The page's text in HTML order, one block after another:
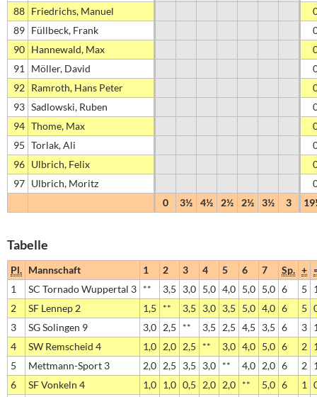
88 Friedrichs, Manuel
89 Füllbeck, Frank
90 Hannewald, Max
91
Möller, David
92 Ramroth, Hans Peter
93 Sadlowski, Ruben
94 Thome, Max
95 Torlak, Ali
96 Ulbrich, Felix
97 Ulbrich, Moritz
0
3½ 4½ 2½ 2½ 3½ 3
Tabelle
Pl. Mannschaft 1 2 3 4 5 6 7 Sp. +
1
SC Tornado Wuppertal 3 ** 3,5 3,0 5,0 4,0 5,0 5,0 6 5
2
SF Lennep 2 1,5 ** 3,5 3,0 3,5 5,0 4,0 6 5
3
SG Solingen 9 3,0 2,5 ** 3,5 2,5 4,5 3,5 6 3
4
SW Remscheid 4 1,0 2,0 2,5 ** 3,0 4,0 5,0 6 2
5
Mettmann-Sport 3 2,0 2,5 3,5 3,0 ** 4,0 2,0 6 2
6
SF Vonkeln 4 1,0 1,0 0,5 2,0 2,0 ** 5,0 6 1